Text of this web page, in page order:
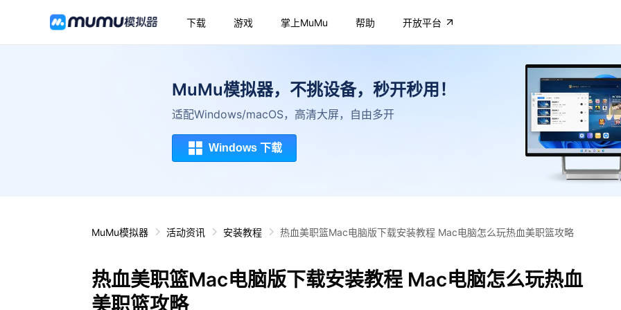
下载 游戏 掌上MuMu 帮助 开放平台
MuMu模拟器，不挑设备，秒开秒用！
适配Windows/macOS，高清大屏，自由多开
Windows 下载
MuMu模拟器 活动资讯 安装教程 热血美职篮Mac电脑版下载安装教程 Mac电脑怎么玩热血美职篮攻略
热血美职篮Mac电脑版下载安装教程 Mac电脑怎么玩热血
美职篮攻略